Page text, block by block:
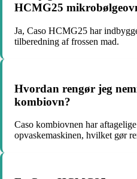
HCMG25
Ja, Caso HCMG25 har
tilberedning af frossen mad.
Hvordan rengør jeg
kombiovn?
Caso kombiovnen har
opvaskemaskinen, hvilket gør